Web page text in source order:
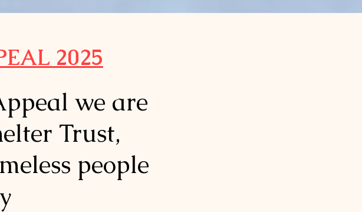
2025
we are
Trust,
people